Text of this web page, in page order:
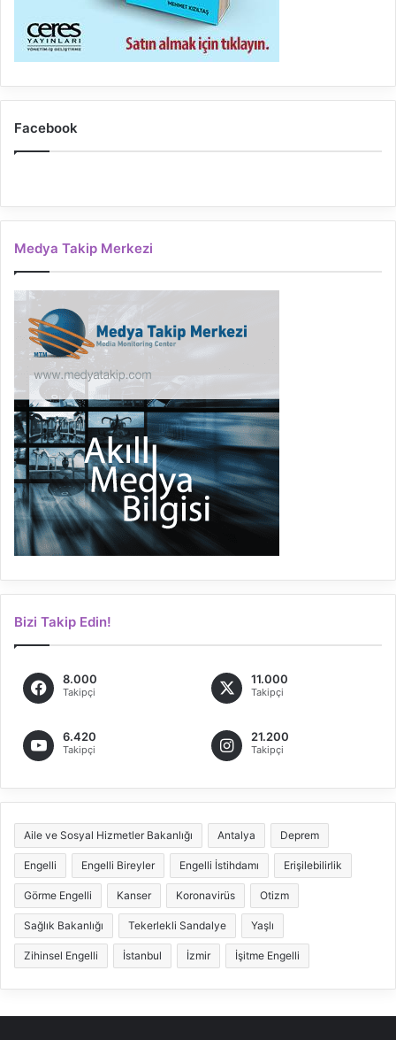
Facebook
Medya Takip Merkezi
Bizi Takip Edin!
8.000
Takipçi
11.000
Takipçi
6.420
Takipçi
21.200
Takipçi
Aile ve Sosyal Hizmetler Bakanlığı Antalya Deprem
Engelli Engelli Bireyler Engelli İstihdamı Erişilebilirlik
Görme Engelli Kanser Koronavirüs Otizm
Sağlık Bakanlığı Tekerlekli Sandalye Yaşlı
Zihinsel Engelli İstanbul İzmir İşitme Engelli